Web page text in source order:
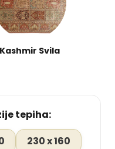
Isfahan
tepiha:
230 x 160